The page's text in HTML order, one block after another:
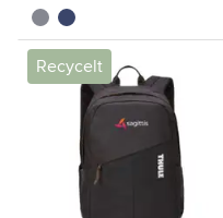
gris bleu
Recycelt